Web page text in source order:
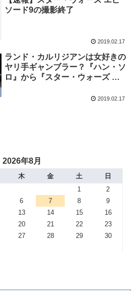
ソード9の撮影終了
2019.02.17
ランド・カルリジアンは女好きの
ヤリ手ギャンブラー？『ハン・ソ
ロ』から『スター・ウォーズ エ
2019.02.17
2026年8月
木 金 土
日
1
2
6 7 8
9
13 14 15
16
20 21 22
23
27 28 29
30